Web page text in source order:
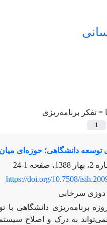
= تفکر برنامه‌ریزی
1
توسعه دانشگاهی؛ حوزه‌ای
1-24
https://doi.org/10.7508/
دوزی سرخابی
برنامه‌ریزی دانشگاهی
به درک و اصلاح